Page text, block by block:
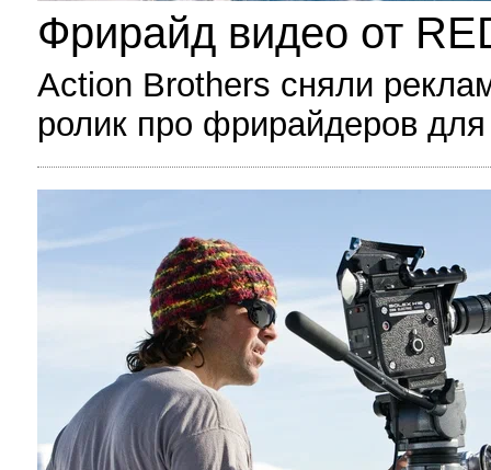
Фрирайд видео от
Action Brothers сняли
ролик про фрирайдеров